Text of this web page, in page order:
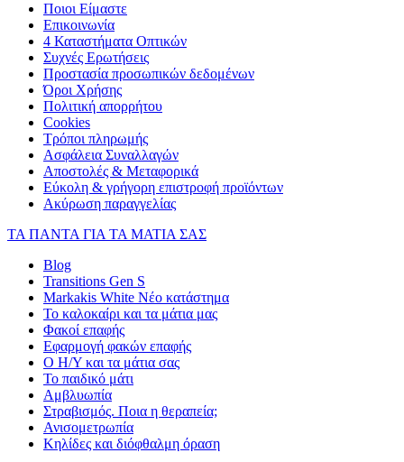
Ποιοι Είμαστε
Επικοινωνία
4 Καταστήματα Οπτικών
Συχνές Ερωτήσεις
Προστασία προσωπικών δεδομένων
Όροι Χρήσης
Πολιτική απορρήτου
Cookies
Τρόποι πληρωμής
Ασφάλεια Συναλλαγών
Αποστολές & Μεταφορικά
Εύκολη & γρήγορη επιστροφή προϊόντων
Ακύρωση παραγγελίας
ΤΑ ΠΑΝΤΑ ΓΙΑ ΤΑ ΜΑΤΙΑ ΣΑΣ
Blog
Transitions Gen S
Markakis White Νέο κατάστημα
Το καλοκαίρι και τα μάτια μας
Φακοί επαφής
Εφαρμογή φακών επαφής
Ο Η/Υ και τα μάτια σας
Το παιδικό μάτι
Αμβλυωπία
Στραβισμός. Ποια η θεραπεία;
Ανισομετρωπία
Κηλίδες και διόφθαλμη όραση